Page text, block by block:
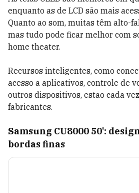
enquanto as de LCD são mais
Quanto ao som, muitas têm alto-
mas tudo pode ficar melhor com
home theater.
Recursos inteligentes, como
acesso a aplicativos, controle de
outros dispositivos, estão cada
fabricantes.
Samsung CU8000 50':
bordas finas